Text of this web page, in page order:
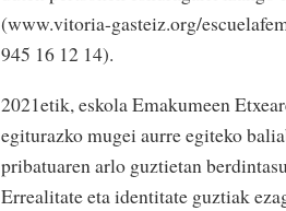
(www.vitoria-gasteiz.org/
945 16 12 14).
2021etik, eskola Emakumeen
egiturazko mugei aurre egiteko
pribatuaren arlo guztietan
Errealitate eta identitate guztiak